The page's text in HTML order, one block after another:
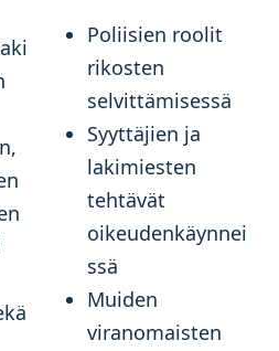
Poliisien roolit
rikosten
selvittämisessä
Syyttäjien ja
lakimiesten
tehtävät
oikeudenkäynnei
ssä
Muiden
viranomaisten